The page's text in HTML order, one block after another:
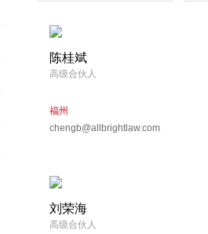
陈桂斌
高级合伙人
福州
chengb@allbrightlaw.com
刘荣海
高级合伙人